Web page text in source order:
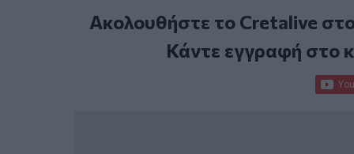
Ακολουθήστε το Cretalive
Κάντε εγγραφή στο